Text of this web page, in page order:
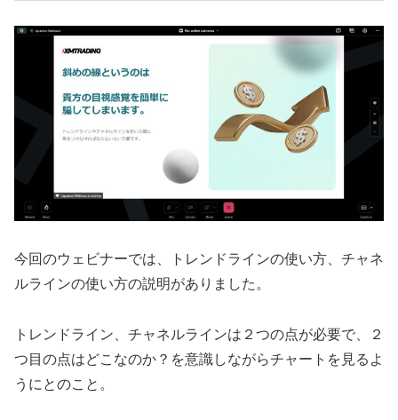
今回のウェビナーでは、トレンドラインの使い方、チャネ
ルラインの使い方の説明がありました。
トレンドライン、チャネルラインは２つの点が必要で、２
つ目の点はどこなのか？を意識しながらチャートを見るよ
うにとのこと。